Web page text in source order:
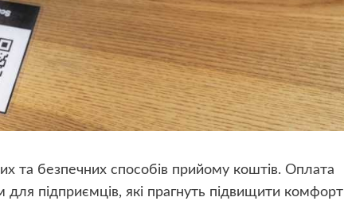
та безпечних способів прийому коштів. Оплата
підприємців, які прагнуть підвищити комфорт